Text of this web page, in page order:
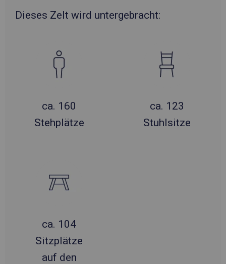
Dieses Zelt wird untergebracht:
ca. 160
Stehplätze
ca. 123
Stuhlsitze
ca. 104
Sitzplätze
auf den